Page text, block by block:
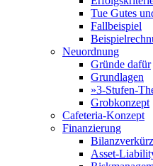
Tue Gutes
Fallbeispiel
Neuordnung
Gründe dafür
Grundlagen
»3-Stufen-
Grobkonzept
Cafeteria-Konzept
Finanzierung
Asset-